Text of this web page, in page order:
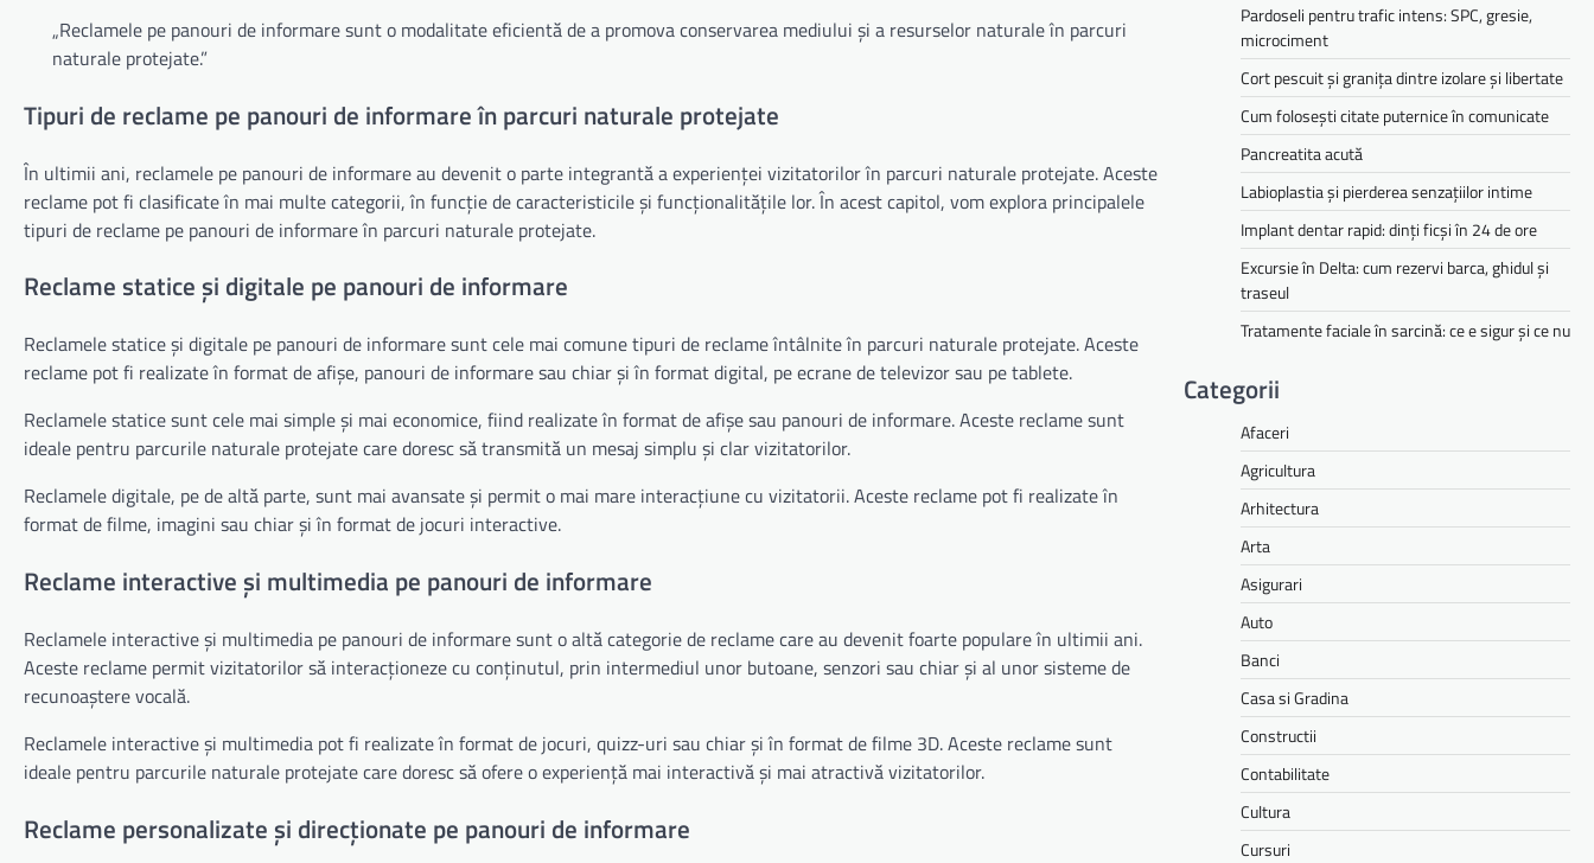
„Reclamele pe panouri de informare sunt o modalitate eficientă de a promova conservarea mediului și a resurselor naturale în parcuri
naturale protejate.”
Tipuri de reclame pe panouri de informare în parcuri naturale protejate
În ultimii ani, reclamele pe panouri de informare au devenit o parte integrantă a experienței vizitatorilor în parcuri naturale protejate. Aceste
reclame pot fi clasificate în mai multe categorii, în funcție de caracteristicile și funcționalitățile lor. În acest capitol, vom explora principalele
tipuri de reclame pe panouri de informare în parcuri naturale protejate.
Reclame statice și digitale pe panouri de informare
Reclamele statice și digitale pe panouri de informare sunt cele mai comune tipuri de reclame întâlnite în parcuri naturale protejate. Aceste
reclame pot fi realizate în format de afișe, panouri de informare sau chiar și în format digital, pe ecrane de televizor sau pe tablete.
Reclamele statice sunt cele mai simple și mai economice, fiind realizate în format de afișe sau panouri de informare. Aceste reclame sunt
ideale pentru parcurile naturale protejate care doresc să transmită un mesaj simplu și clar vizitatorilor.
Reclamele digitale, pe de altă parte, sunt mai avansate și permit o mai mare interacțiune cu vizitatorii. Aceste reclame pot fi realizate în
format de filme, imagini sau chiar și în format de jocuri interactive.
Reclame interactive și multimedia pe panouri de informare
Reclamele interactive și multimedia pe panouri de informare sunt o altă categorie de reclame care au devenit foarte populare în ultimii ani.
Aceste reclame permit vizitatorilor să interacționeze cu conținutul, prin intermediul unor butoane, senzori sau chiar și al unor sisteme de
recunoaștere vocală.
Reclamele interactive și multimedia pot fi realizate în format de jocuri, quizz-uri sau chiar și în format de filme 3D. Aceste reclame sunt
ideale pentru parcurile naturale protejate care doresc să ofere o experiență mai interactivă și mai atractivă vizitatorilor.
Reclame personalizate și direcționate pe panouri de informare
Pardoseli pentru trafic intens: SPC, gresie,
microciment
Cort pescuit și granița dintre izolare și libertate
Cum folosești citate puternice în comunicate
Pancreatita acută
Labioplastia și pierderea senzațiilor intime
Implant dentar rapid: dinți ficși în 24 de ore
Excursie în Delta: cum rezervi barca, ghidul și
traseul
Tratamente faciale în sarcină: ce e sigur și ce nu
Categorii
Afaceri
Agricultura
Arhitectura
Arta
Asigurari
Auto
Banci
Casa si Gradina
Constructii
Contabilitate
Cultura
Cursuri